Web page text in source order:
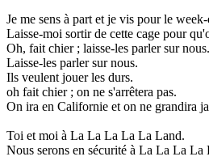
Je me sens à part et je vis pour le
Laisse-moi sortir de cette cage pour
Oh, fait chier ; laisse-les parler sur nous.
Laisse-les parler sur nous.
Ils veulent jouer les durs.
oh fait chier ; on ne s'arrêtera pas.
On ira en Californie et on ne grandira
Toi et moi à La La La La La Land.
Nous serons en sécurité à La La La La